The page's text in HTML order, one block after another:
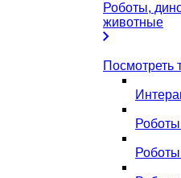
Роботы,
животные
Посмотреть